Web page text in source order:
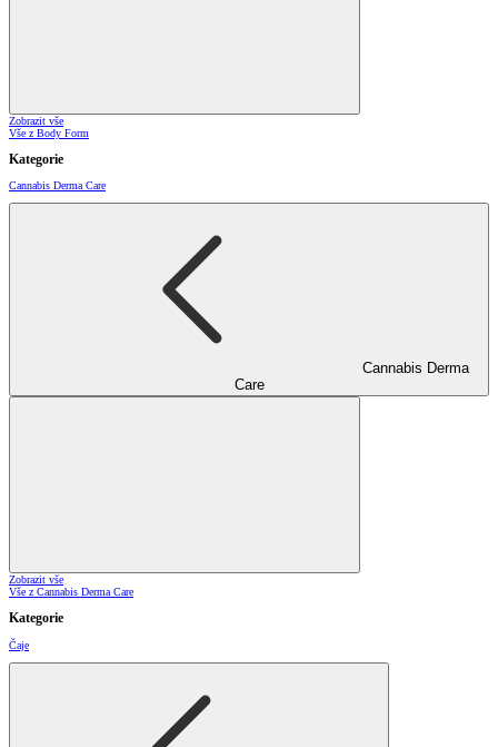
Zobrazit vše
Vše z Body Form
Kategorie
Cannabis Derma Care
Cannabis Derma
Care
Zobrazit vše
Vše z Cannabis Derma Care
Kategorie
Čaje